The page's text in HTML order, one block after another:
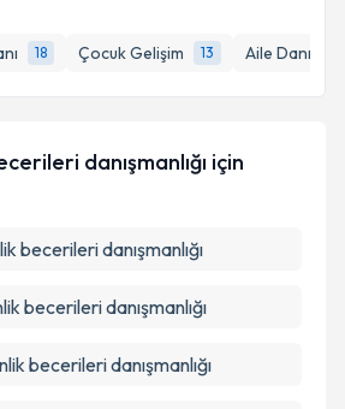
18 Çocuk Gelişim 13 Aile
e-posta ile
ve kişisel verilerimin belirtilen
işlenmesini kabul ediyorum.
danışmanlığı için
becerileri danışmanlığı
becerileri danışmanlığı
becerileri danışmanlığı